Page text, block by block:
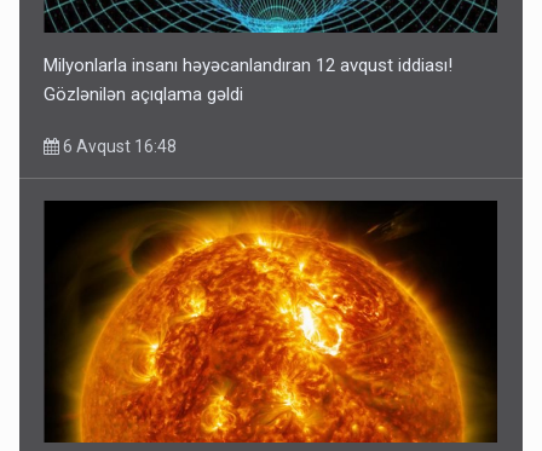
Milyonlarla insanı həyəcanlandıran 12 avqust iddiası!
Gözlənilən açıqlama gəldi
6 Avqust 16:48